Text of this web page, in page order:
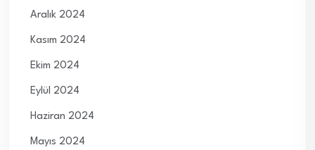
Aralık 2024
Kasım 2024
Ekim 2024
Eylül 2024
Haziran 2024
Mayıs 2024